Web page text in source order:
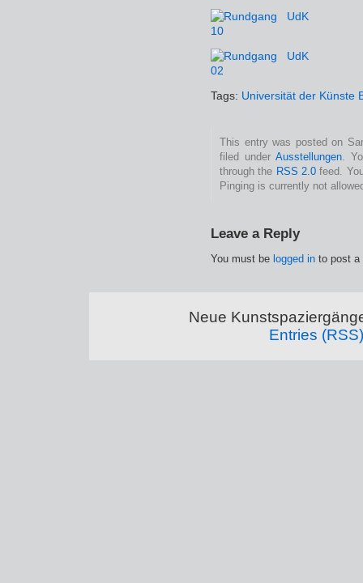
Tags: Universität der Künste
This entry was posted on
filed under Ausstellungen .
through the RSS 2.0 feed.
Pinging is currently not
Leave a Reply
You must be logged in to post a
Neue
Entries (RSS)